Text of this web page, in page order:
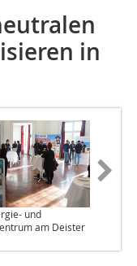
in
und
am Deister